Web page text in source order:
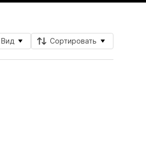
Вид Сортировать